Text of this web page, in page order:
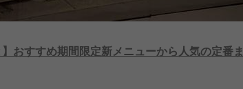
おすすめ期間限定新メニューから人気の定番ま